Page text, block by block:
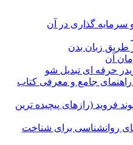
و سرمایه گذاری در آن
طریق زبان بدن
آن
حرفه ای تبدیل شو
جامع و معرفی کتاب
فروید (رازهای پیچیده ترین
روانشناسی برای شناخت